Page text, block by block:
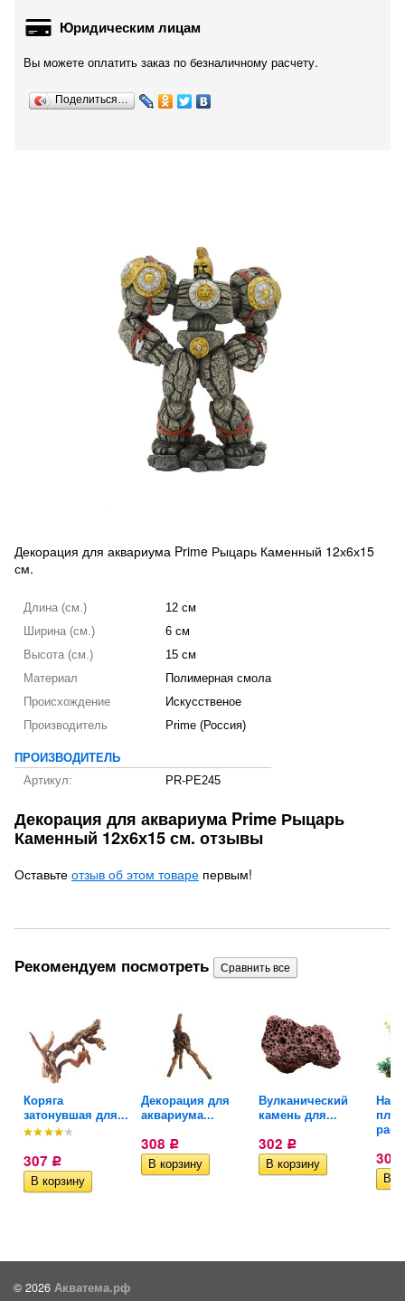
Юридическим лицам
Вы можете оплатить заказ по безналичному расчету.
Поделиться…
Декорация для аквариума Prime Рыцарь Каменный 12х6х15
см.
Длина (см.)
12 см
Ширина (см.)
6 см
Высота (см.)
15 см
Материал
Полимерная смола
Происхождение
Искусственое
Производитель
Prime (Россия)
ПРОИЗВОДИТЕЛЬ
Артикул:
PR-PE245
Декорация для аквариума Prime Рыцарь
Каменный 12х6х15 см. отзывы
Оставьте отзыв об этом товаре первым!
Рекомендуем посмотреть
Коряга
затонувшая для...
307 Р
Декорация для
аквариума...
308 Р
Вулканический
камень для...
302 Р
302
© 2026 Акватема.рф